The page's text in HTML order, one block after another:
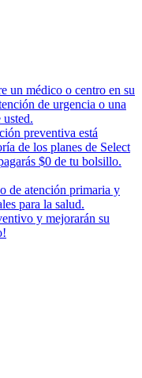
un médico o centro en su
de urgencia o una
usted.
preventiva está
de los planes de Select
$0 de tu bolsillo.
de atención primaria y
para la salud.
y mejorarán su